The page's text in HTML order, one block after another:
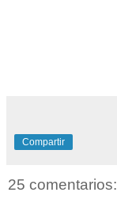
Compartir
25 comentarios: